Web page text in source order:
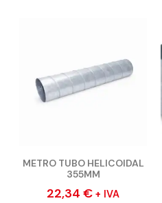
METRO TUBO HELICOIDAL
355MM
22,34 € + IVA